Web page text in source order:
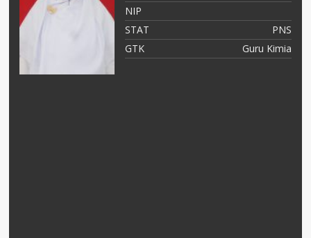
NIP
STAT
PNS
GTK
Guru Kimia